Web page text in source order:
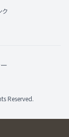
ク
Reserved.